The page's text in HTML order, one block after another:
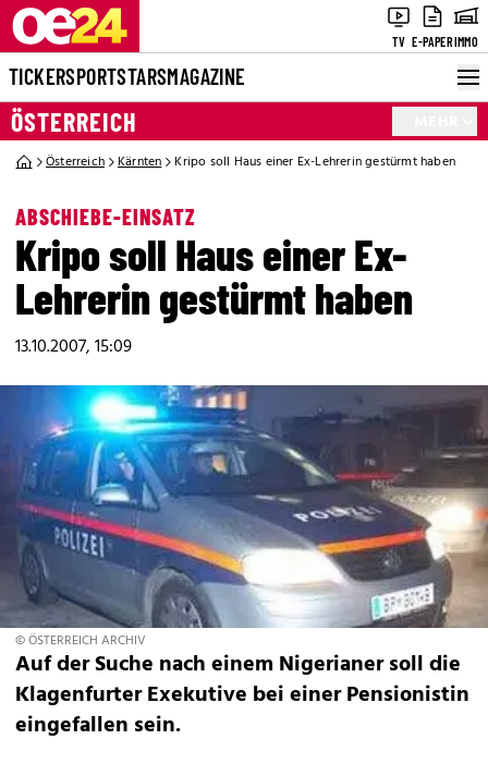
TV E-PAPERIMMO
TICKERSPORTSTARSMAGAZINE
ÖSTERREICH
Österreich Kärnten Kripo soll Haus einer Ex-Lehrerin gestürmt haben
ABSCHIEBE-EINSATZ
Kripo soll Haus einer Ex-
Lehrerin gestürmt haben
13.10.2007, 15:09
© ÖSTERREICH ARCHIV
Auf der Suche nach einem Nigerianer soll die
Klagenfurter Exekutive bei einer Pensionistin
eingefallen sein.